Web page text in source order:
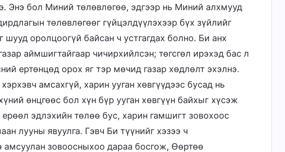
Энэ бол Миний төлөвлөгөө, эдгээр нь Миний алхмууд
төлөвлөгөөг гүйцэлдүүлэхээр бүх зүйлийг
оролцоогүй байсан ч устгагдах болно. Би анх
аймшигтайгаар чичирхийлсэн; төгсгөл ирэхэд бас л
ертөнцөд орох яг тэр мөчид газар хөдлөлт эхэлнэ.
амсахгүй, харин ууган хөвгүүдээс бусад нь
өнцгөөс бол хүн бүр ууган хөвгүүн байхыг хүсэж
эдлэхийн төлөө бус, харин гамшигт зовохоос
лууны явуулга. Гэвч Би түүнийг хэзээ ч
амсуулан зовоосныхоо дараа босгож, Өөртөө